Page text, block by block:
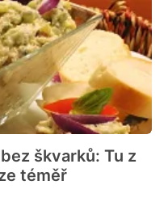
škvarků: Tu z
téměř